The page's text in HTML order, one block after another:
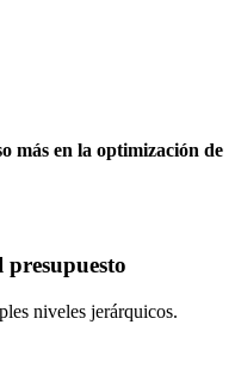
más en la optimización de
niveles jerárquicos.